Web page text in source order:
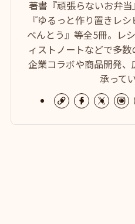
著書『頑張らないお弁当
『ゆるっと作り置きレ
べんとう』等全5冊。レ
ィストノートなどで多数
企業コラボや商品開発
承って